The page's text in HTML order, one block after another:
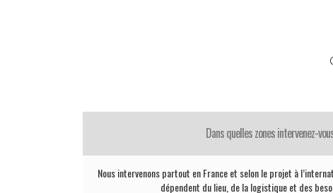
Dans quelles zones intervenez-
Nous intervenons partout en France et selon le projet à
dépendent du lieu, de la logistique et des